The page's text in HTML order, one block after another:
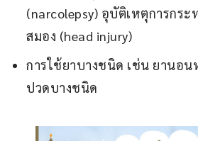
(narcolepsy) อุบัติเหตุการกร
สมอง (head injury)
การใช้ยาบางชนิด เช่น ยานอ
ปวดบางชนิด